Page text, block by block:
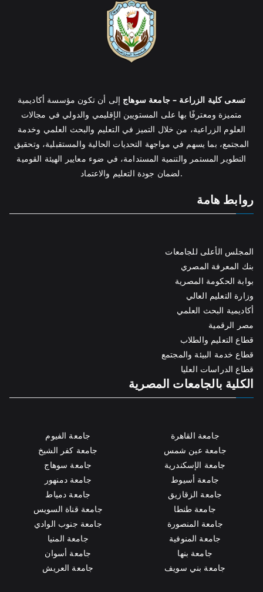
تسعى كلية الزراعة – جامعة سوهاج إلى أن تكون مؤسسة أكاديمية
متميزة ومعترفًا بها على المستويين الإقليمي والدولي في مجالات
العلوم الزراعية، من خلال التميز في التعليم والبحث العلمي وخدمة
المجتمع، بما يسهم في مواجهة التحديات الحالية والمستقبلية، وتحقيق
التطوير المستمر والتنمية المستدامة، في ضوء معايير الهيئة القومية
لضمان جودة التعليم والاعتماد.
روابط هامة
المجلس الأعلى للجامعات
بنك المعرفة المصري
بوابة الحكومة المصرية
وزارة التعليم العالي
أكاديمية البحث العلمي
مصر الرقمية
قطاع التعليم والطلاب
قطاع خدمة البيئة والمجتمع
قطاع الدراسات العليا
الكلية بالجامعات المصرية
جامعة القاهرة
جامعة عين شمس
جامعة الإسكندرية
جامعة أسيوط
جامعة الزقازيق
جامعة طنطا
جامعة المنصورة
جامعة المنوفية
جامعة بنها
جامعة بني سويف
جامعة الفيوم
جامعة كفر الشيخ
جامعة سوهاج
جامعة دمنهور
جامعة دمياط
جامعة قناة السويس
جامعة جنوب الوادي
جامعة المنيا
جامعة أسوان
جامعة العريش